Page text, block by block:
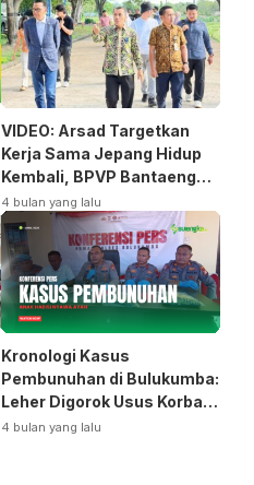
VIDEO: Arsad Targetkan
Kerja Sama Jepang Hidup
Kembali, BPVP Bantaeng
Siap Bangkitkan Jurusan
Otomotif
4 bulan yang lalu
Kronologi Kasus
Pembunuhan di Bulukumba:
Leher Digorok Usus Korban
Dikeluarkan
4 bulan yang lalu